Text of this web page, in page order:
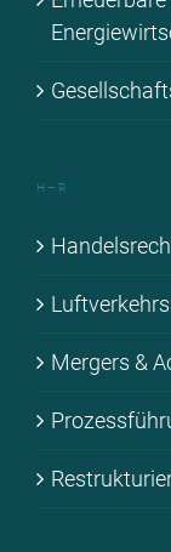
H – R
Mer­gers &